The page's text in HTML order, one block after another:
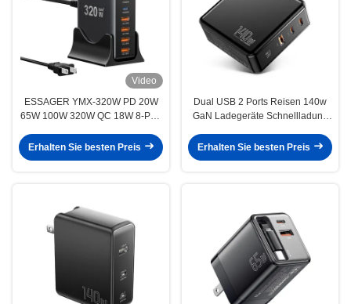
Video
ESSAGER YMX-320W PD 20W
65W 100W 320W QC 18W 8-Port
Schnellladegerät
Erhalten Sie besten Preis
Dual USB 2 Ports Reisen 140w
GaN Ladegeräte Schnellladung
Erhalten Sie besten Preis